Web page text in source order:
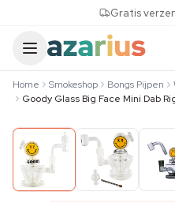
Gratis
Home Smokeshop Bongs Pijpen
Goody Glass Big Face Mini Dab